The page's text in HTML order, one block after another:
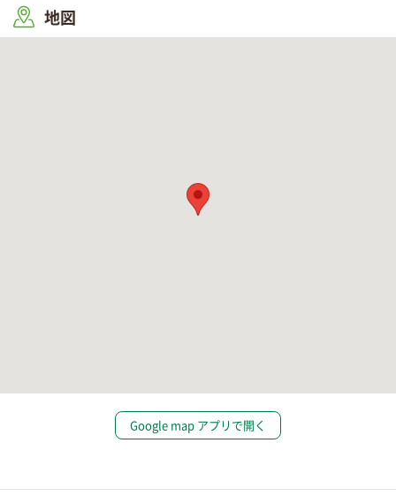
地図
Google map アプリで開く